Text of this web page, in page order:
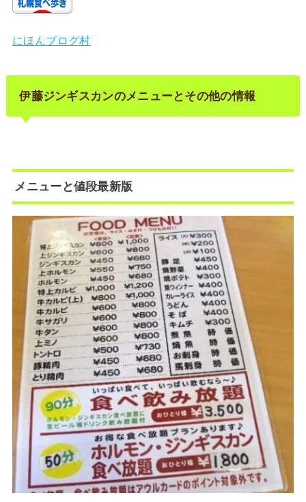
にほんブログ村
伊藤ジンギスカンのメニューとその他の情報
メニューと値段最新版